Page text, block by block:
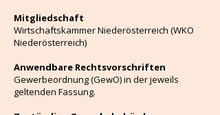
Mitgliedschaft
Wirtschaftskammer Niederösterreich (WKO
Niederösterreich)
Anwendbare Rechtsvorschriften
Gewerbeordnung (GewO) in der jeweils
geltenden Fassung.